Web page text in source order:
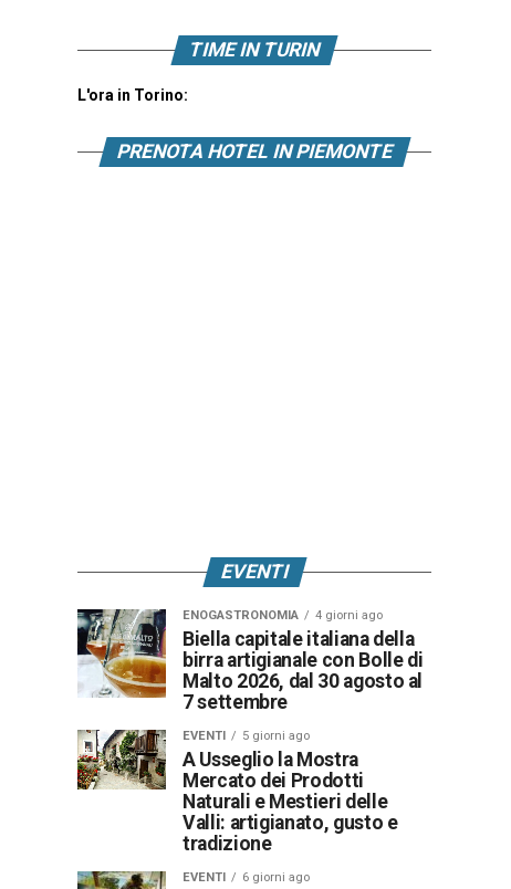
TIME IN TURIN
L'ora in Torino:
PRENOTA HOTEL IN PIEMONTE
EVENTI
ENOGASTRONOMIA 4 giorni ago
Biella capitale italiana della
birra artigianale con Bolle di
Malto 2026, dal 30 agosto al
7 settembre
EVENTI 5 giorni ago
A Usseglio la Mostra
Mercato dei Prodotti
Naturali e Mestieri delle
Valli: artigianato, gusto e
tradizione
EVENTI 6 giorni ago